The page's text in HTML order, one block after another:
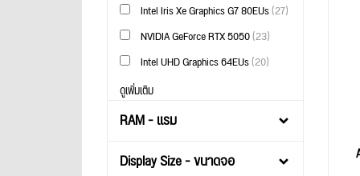
Intel Iris Xe Graphics G7 80EUs(27)
NVIDIA GeForce RTX 5050(23)
Intel UHD Graphics 64EUs(20)
ดูเพิ่มเติม
RAM - แรม
Display Size - ขนาดจอ